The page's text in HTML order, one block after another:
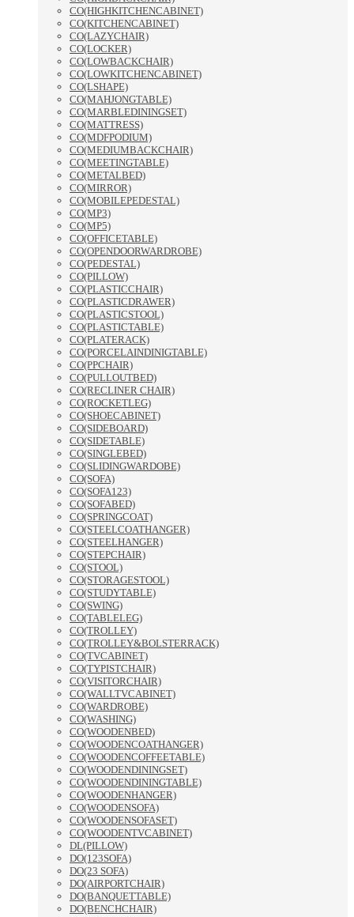
CO(HIGHKITCHENCABINET)
CO(KITCHENCABINET)
CO(LAZYCHAIR)
CO(LOCKER)
CO(LOWBACKCHAIR)
CO(LOWKITCHENCABINET)
CO(LSHAPE)
CO(MAHJONGTABLE)
CO(MARBLEDININGSET)
CO(MATTRESS)
CO(MDFPODIUM)
CO(MEDIUMBACKCHAIR)
CO(MEETINGTABLE)
CO(METALBED)
CO(MIRROR)
CO(MOBILEPEDESTAL)
CO(MP3)
CO(MP5)
CO(OFFICETABLE)
CO(OPENDOORWARDROBE)
CO(PEDESTAL)
CO(PILLOW)
CO(PLASTICCHAIR)
CO(PLASTICDRAWER)
CO(PLASTICSTOOL)
CO(PLASTICTABLE)
CO(PLATERACK)
CO(PORCELAINDINIGTABLE)
CO(PPCHAIR)
CO(PULLOUTBED)
CO(RECLINER CHAIR)
CO(ROCKETLEG)
CO(SHOECABINET)
CO(SIDEBOARD)
CO(SIDETABLE)
CO(SINGLEBED)
CO(SLIDINGWARDOBE)
CO(SOFA)
CO(SOFA123)
CO(SOFABED)
CO(SPRINGCOAT)
CO(STEELCOATHANGER)
CO(STEELHANGER)
CO(STEPCHAIR)
CO(STOOL)
CO(STORAGESTOOL)
CO(STUDYTABLE)
CO(SWING)
CO(TABLELEG)
CO(TROLLEY)
CO(TROLLEY&BOLSTERRACK)
CO(TVCABINET)
CO(TYPISTCHAIR)
CO(VISITORCHAIR)
CO(WALLTVCABINET)
CO(WARDROBE)
CO(WASHING)
CO(WOODENBED)
CO(WOODENCOATHANGER)
CO(WOODENCOFFEETABLE)
CO(WOODENDININGSET)
CO(WOODENDININGTABLE)
CO(WOODENHANGER)
CO(WOODENSOFA)
CO(WOODENSOFASET)
CO(WOODENTVCABINET)
DL(PILLOW)
DO(123SOFA)
DO(23 SOFA)
DO(AIRPORTCHAIR)
DO(BANQUETTABLE)
DO(BENCHCHAIR)